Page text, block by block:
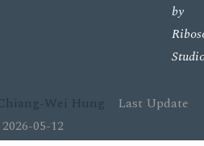
by
Wei Hung Last Update
05-12